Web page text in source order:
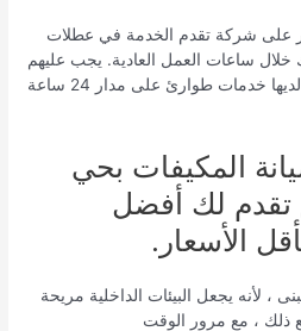
على شركة تقدم الخدمة في عطلات
خلال ساعات العمل العادية. يجب عليهم
أيضًا البحث عن الشركات التي لديها خدمات طوارئ على مدار 24 ساعة
المكيفات بحي
تقدم لك أفضل
الأسعار.
، لأنه يجعل البيئات الداخلية مريحة
ذلك ، مع مرور الوقت